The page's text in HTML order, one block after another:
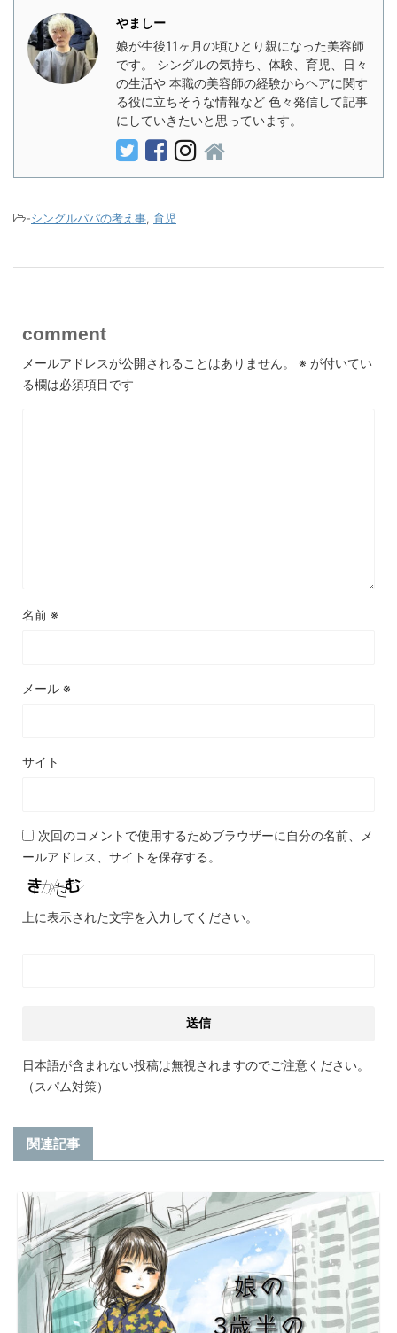
やましー
娘が生後11ヶ月の頃ひとり親になった美容師
です。 シングルの気持ち、体験、育児、日々
の生活や 本職の美容師の経験からヘアに関す
る役に立ちそうな情報など 色々発信して記事
にしていきたいと思っています。
-シングルパパの考え事, 育児
comment
メールアドレスが公開されることはありません。 ※ が付いてい
る欄は必須項目です
名前 ※
メール ※
サイト
次回のコメントで使用するためブラウザーに自分の名前、メ
ールアドレス、サイトを保存する。
上に表示された文字を入力してください。
日本語が含まれない投稿は無視されますのでご注意ください。
（スパム対策）
関連記事